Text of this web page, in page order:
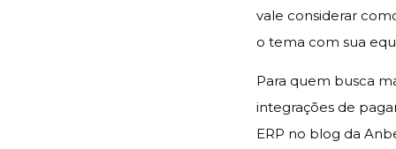
vale considerar
o tema com sua
Para quem busca
integrações de
ERP no blog da